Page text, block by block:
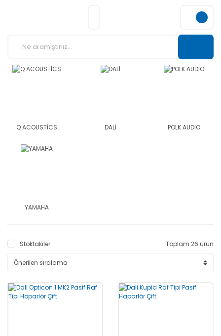
Q ACOUSTİCS DALİ POLK AUDIO
YAMAHA
Stoktakiler Toplam 26 ürün